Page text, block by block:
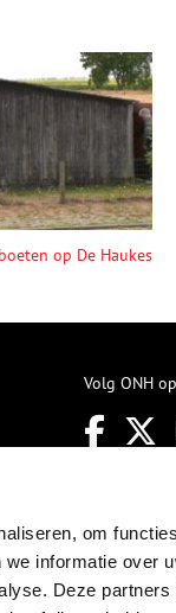
om
informatie over
Deze partners
op De Haukes
Volg ONH